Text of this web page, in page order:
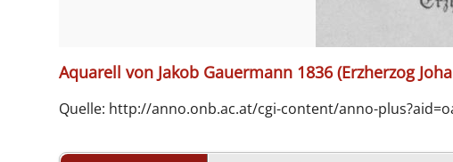
Aquarell von Jakob Gauermann 1836 (Erzherzog
Quelle: http://anno.onb.ac.at/cgi-content/anno-